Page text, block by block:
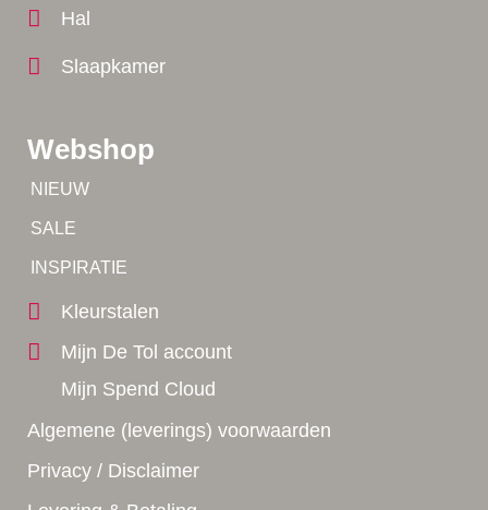
Webshop
NIEUW
SALE
INSPIRATIE
Kleurstalen
Mijn De Tol account
Mijn Spend Cloud
Algemene (leverings) voorwaarden
Privacy / Disclaimer
Hal
Slaapkamer